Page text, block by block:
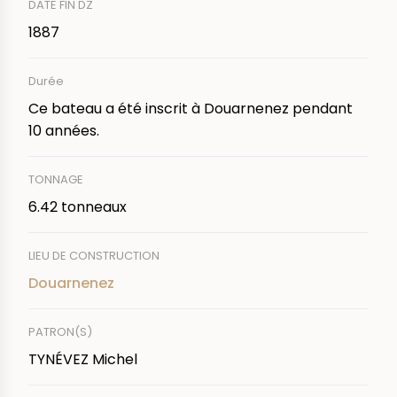
DATE FIN DZ
1887
Durée
Ce bateau a été inscrit à Douarnenez pendant
10 années.
TONNAGE
6.42 tonneaux
LIEU DE CONSTRUCTION
Douarnenez
PATRON(S)
TYNÉVEZ Michel